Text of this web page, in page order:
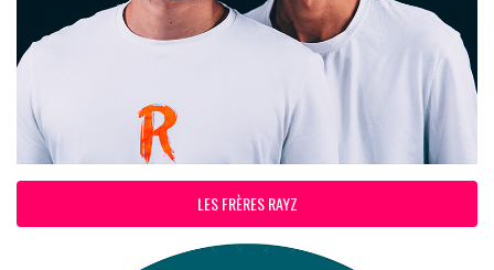
LES FRÈRES RAYZ